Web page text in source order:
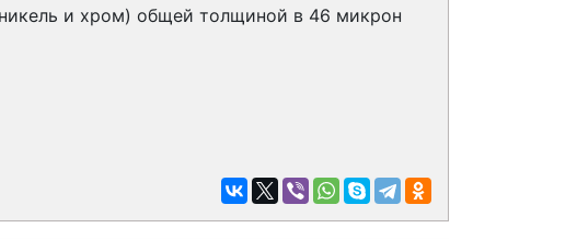
и хром) общей толщиной в 46 микрон